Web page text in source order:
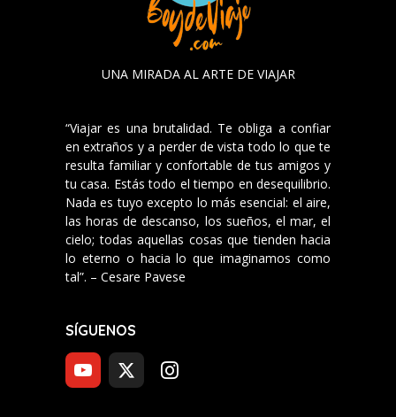
UNA MIRADA AL ARTE DE VIAJAR
“Viajar es una brutalidad. Te obliga a confiar
en extraños y a perder de vista todo lo que te
resulta familiar y confortable de tus amigos y
tu casa. Estás todo el tiempo en desequilibrio.
Nada es tuyo excepto lo más esencial: el aire,
las horas de descanso, los sueños, el mar, el
cielo; todas aquellas cosas que tienden hacia
lo eterno o hacia lo que imaginamos como
tal”. – Cesare Pavese
SÍGUENOS